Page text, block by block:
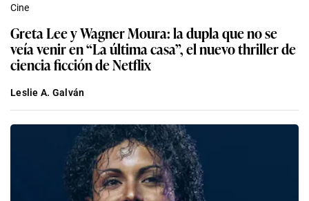
Cine
Greta Lee y Wagner Moura: la dupla que no se
veía venir en “La última casa”, el nuevo thriller de
ciencia ficción de Netflix
Leslie A. Galván